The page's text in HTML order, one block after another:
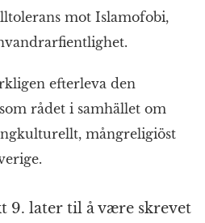
mot Islamofobi,
efterleva den
rådet i samhället om
mångreligiöst
9. later til å være skrevet